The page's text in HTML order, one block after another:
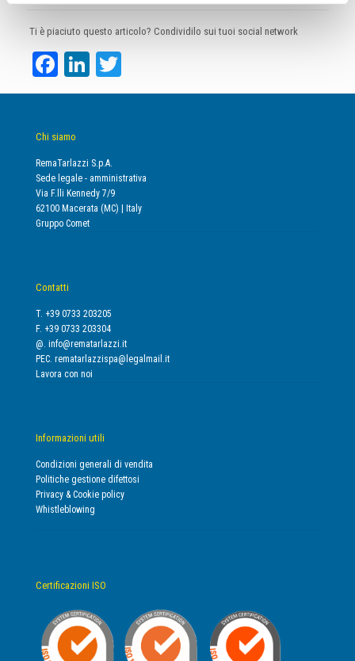
Ti è piaciuto questo articolo? Condividilo sui tuoi social network
Facebook
LinkedIn
Twitter
Chi siamo
RemaTarlazzi S.p.A.
Sede legale - amministrativa
Via F.lli Kennedy 7/9
62100 Macerata (MC) | Italy
Gruppo Comet
Contatti
T. +39 0733 203205
F. +39 0733 203304
@. info@rematarlazzi.it
PEC. rematarlazzispa@legalmail.it
Lavora con noi
Informazioni utili
Condizioni generali di vendita
Politiche gestione difettosi
Privacy & Cookie policy
Whistleblowing
Certificazioni ISO